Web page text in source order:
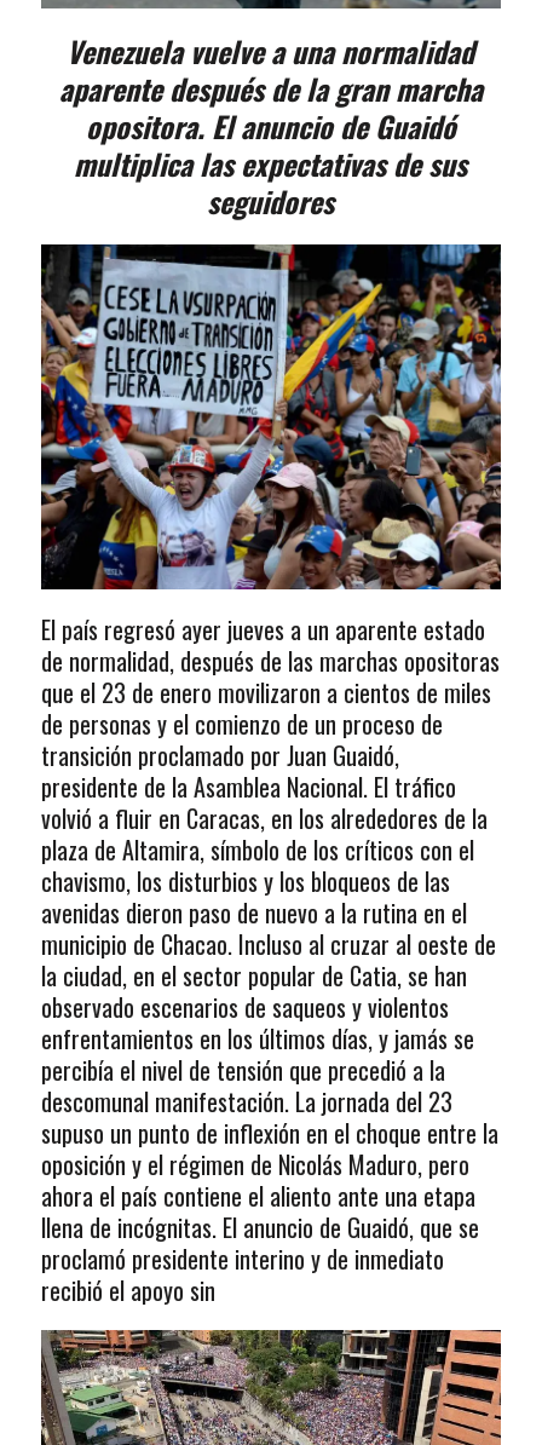
Venezuela vuelve a una normalidad
aparente después de la gran marcha
opositora. El anuncio de Guaidó
multiplica las expectativas de sus
seguidores
El país regresó ayer jueves a un aparente estado
de normalidad, después de las marchas opositoras
que el 23 de enero movilizaron a cientos de miles
de personas y el comienzo de un proceso de
transición proclamado por Juan Guaidó,
presidente de la Asamblea Nacional. El tráfico
volvió a fluir en Caracas, en los alrededores de la
plaza de Altamira, símbolo de los críticos con el
chavismo, los disturbios y los bloqueos de las
avenidas dieron paso de nuevo a la rutina en el
municipio de Chacao. Incluso al cruzar al oeste de
la ciudad, en el sector popular de Catia, se han
observado escenarios de saqueos y violentos
enfrentamientos en los últimos días, y jamás se
percibía el nivel de tensión que precedió a la
descomunal manifestación. La jornada del 23
supuso un punto de inflexión en el choque entre la
oposición y el régimen de Nicolás Maduro, pero
ahora el país contiene el aliento ante una etapa
llena de incógnitas. El anuncio de Guaidó, que se
proclamó presidente interino y de inmediato
recibió el apoyo sin